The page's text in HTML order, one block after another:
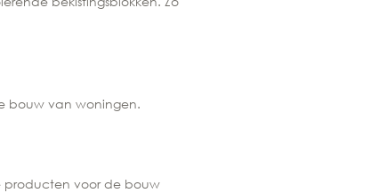
bouw van woningen.
producten voor de bouw